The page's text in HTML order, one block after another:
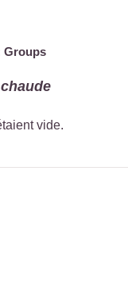
Groups
vide.